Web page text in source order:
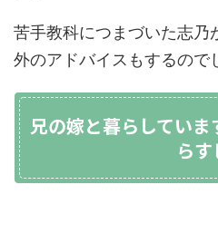
苦手教科につまづいた志乃
外のアドバイスもするので
兄の嫁と暮らしてい
らす